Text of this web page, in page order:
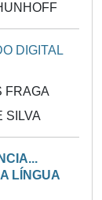
DIGITAL
FRAGA
SILVA
LÍNGUA